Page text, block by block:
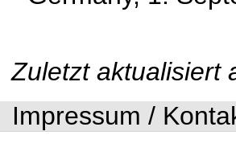
Zuletzt aktualisiert
Impressum /